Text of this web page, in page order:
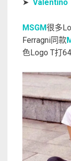
➤ Valentino
MSGM很多
Ferragni同款
色Logo T打